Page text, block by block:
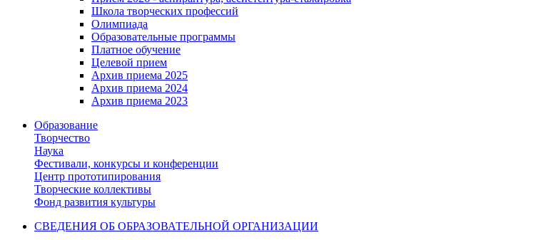
Школа творческих профессий
Олимпиада
Образовательные программы
Платное обучение
Целевой прием
Архив приема 2025
Архив приема 2024
Архив приема 2023
Образование
Творчество
Наука
Фестивали, конкурсы и конференции
Центр прототипирования
Творческие коллективы
Фонд развития культуры
СВЕДЕНИЯ ОБ ОБРАЗОВАТЕЛЬНОЙ ОРГАНИЗАЦИИ